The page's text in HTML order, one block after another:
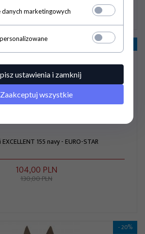
155 navy - EURO-STAR
104,00 PLN
130,00 PLN
- 20%
danych marketingowych
ustawienia i zamknij
Zaakceptuj wszystkie